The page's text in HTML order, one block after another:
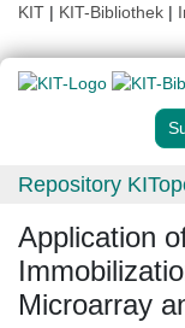
KIT | KIT-Bibliothek |
Repository
Application
Microarray